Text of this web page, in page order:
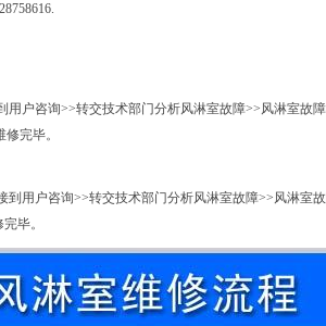
用户咨询>>转交技术部门分析风淋室故障>>风淋室故
完毕。
到用户咨询>>转交技术部门分析风淋室故障>>风淋室
毕。